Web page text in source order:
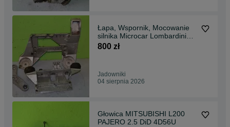
Łapa, Wspornik, Mocowanie
silnika Microcar Lombardini
LDW502 Diesel
800 zł
Jadowniki
04 sierpnia 2026
Głowica MITSUBISHI L200
PAJERO 2.5 DiD 4D56U